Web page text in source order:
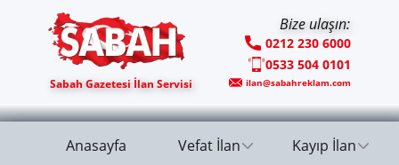
Bize ulaşın:
0212 230 6000
0533 504 0101
Sabah Gazetesi İlan Servisi ilan@sabahreklam.com
Anasayfa Vefat İlan Kayıp İlan